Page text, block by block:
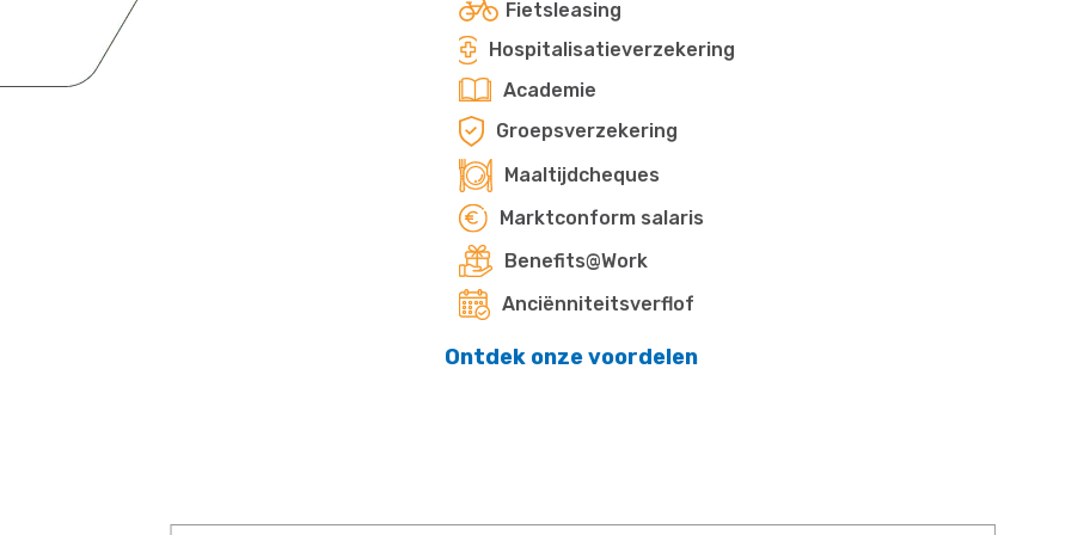
Fietsleasing
Hospitalisatieverzekering
Academie
Groepsverzekering
Maaltijdcheques
Marktconform salaris
Benefits@Work
Anciënniteitsverflof
Ontdek onze voordelen